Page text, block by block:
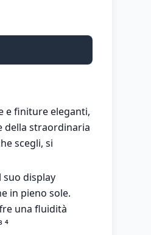
e finiture eleganti,
della straordinaria
scegli, si
suo display
in pieno sole.
una fluidità
⁴